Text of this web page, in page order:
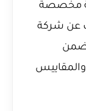
مخصصة
عن شركة
والمقاييس